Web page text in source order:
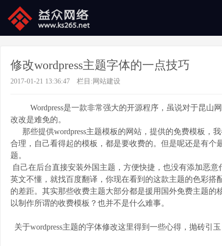
修改wordpress主题字体的一点技巧
2017-01-21 13:36:47 栏目: 网站建设
Wordpress是一款非常强大的开源程序，虽说对于昆山
改改是难免的。
那些提供wordpress主题模板的网站，提供的免费模板，
合理，自己看得起的模板，都是要收费的。但是呢还是有
题。
自己在后台直接安装外国主题，方便快捷，也没有添加恶
英文不懂，就找百度翻译，你现在看到的这款主题的色彩
的差距。其实那些收费主题大部分都是援用国外免费主题
以制作所谓的收费模板？也并不是什么难事。
关于wordpress主题的字体修改这里得到一些心得，抛砖引